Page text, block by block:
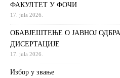
ФАКУЛТЕТ У ФОЧИ
17. jula 2026.
ОБАВЈЕШТЕЊЕ О ЈАВНОЈ
ДИСЕРТАЦИЈЕ
17. jula 2026.
Избор у звање